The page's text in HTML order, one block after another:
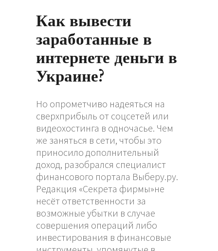
Как вывести
заработанные в
интернете деньги в
Украине?
Но опрометчиво надеяться на
сверхприбыль от соцсетей или
видеохостинга в одночасье. Чем
же заняться в сети, чтобы это
приносило дополнительный
доход, разобрался специалист
финансового портала Выберу.ру.
Редакция «Секрета фирмы»не
несёт ответственности за
возможные убытки в случае
совершения операций либо
инвестирования в финансовые